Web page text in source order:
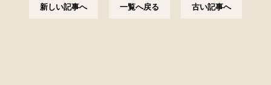
新しい記事へ 一覧へ戻る 古い記事へ